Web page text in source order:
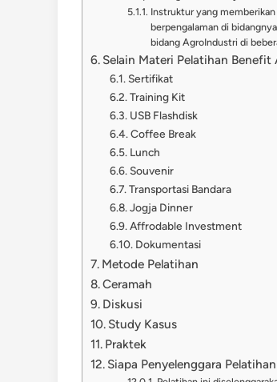
Instruktur yang
berpengalaman di
bidang AgroIndustri di
Selain Materi Pelatihan
Sertifikat
Training Kit
USB Flashdisk
Coffee Break
Lunch
Souvenir
Transportasi Bandara
Jogja Dinner
Affrodable Investment
Dokumentasi
Metode Pelatihan
Ceramah
Diskusi
Study Kasus
Praktek
Siapa Penyelenggara